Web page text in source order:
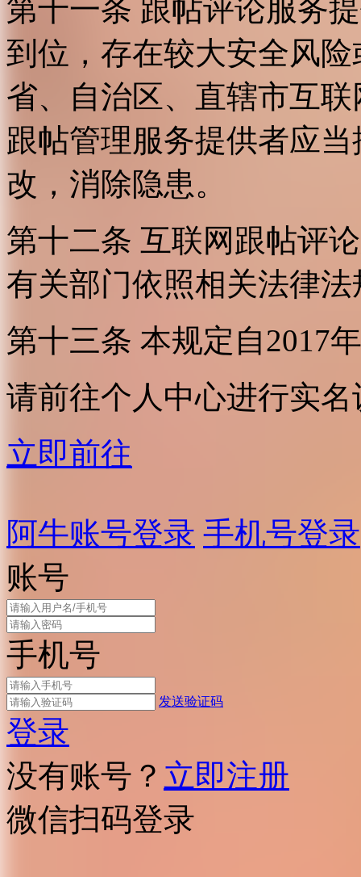
第十一条 跟帖评论服务
到位，存在较大安全风
省、自治区、直辖市互
跟帖管理服务提供者应
改，消除隐患。
第十二条 互联网跟帖评
有关部门依照相关法律
第十三条 本规定自2017
请前往个人中心进行实名
立即前往
阿牛账号登录 手机号登录
账号
手机号
发送验证码
登录
没有账号？ 立即注册
微信扫码登录